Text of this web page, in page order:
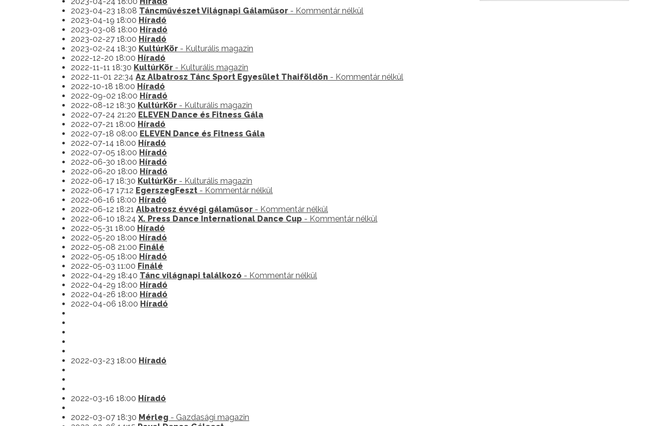
2023-04-23 18:08 Táncművészet Világnapi Gálaműsor - Kommentár nélkül
2023-04-19 18:00 Híradó
2023-03-08 18:00 Híradó
2023-02-27 18:00 Híradó
2023-02-24 18:30 KultúrKör - Kulturális magazin
2022-12-20 18:00 Híradó
2022-11-11 18:30 KultúrKör - Kulturális magazin
2022-11-01 22:34 Az Albatrosz Tánc Sport Egyesület Thaiföldön - Kommentár nélkül
2022-10-18 18:00 Híradó
2022-09-02 18:00 Híradó
2022-08-12 18:30 KultúrKör - Kulturális magazin
2022-07-24 21:20 ELEVEN Dance és Fitness Gála
2022-07-21 18:00 Híradó
2022-07-18 08:00 ELEVEN Dance és Fitness Gála
2022-07-14 18:00 Híradó
2022-07-05 18:00 Híradó
2022-06-30 18:00 Híradó
2022-06-20 18:00 Híradó
2022-06-17 18:30 KultúrKör - Kulturális magazin
2022-06-17 17:12 EgerszegFeszt - Kommentár nélkül
2022-06-16 18:00 Híradó
2022-06-12 18:21 Albatrosz évvégi gálaműsor - Kommentár nélkül
2022-06-10 18:24 X. Press Dance International Dance Cup - Kommentár nélkül
2022-05-31 18:00 Híradó
2022-05-20 18:00 Híradó
2022-05-08 21:00 Finálé
2022-05-05 18:00 Híradó
2022-05-03 11:00 Finálé
2022-04-29 18:40 Tánc világnapi találkozó - Kommentár nélkül
2022-04-29 18:00 Híradó
2022-04-26 18:00 Híradó
2022-04-06 18:00 Híradó
2022-03-23 18:00 Híradó
2022-03-16 18:00 Híradó
2022-03-07 18:30 Mérleg - Gazdasági magazin